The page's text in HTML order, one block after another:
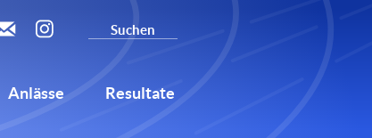
Anlässe Resultate